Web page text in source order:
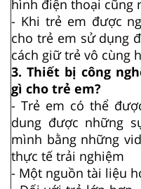
hình điện thoại cũng
- Khi trẻ em được
cho trẻ em sử dụng
cách giữ trẻ vô cùng
3. Thiết bị công
gì cho trẻ em?
- Trẻ em có thể
dung được những
mình bằng những
thực tế trải nghiệm
- Một nguồn tài liệu